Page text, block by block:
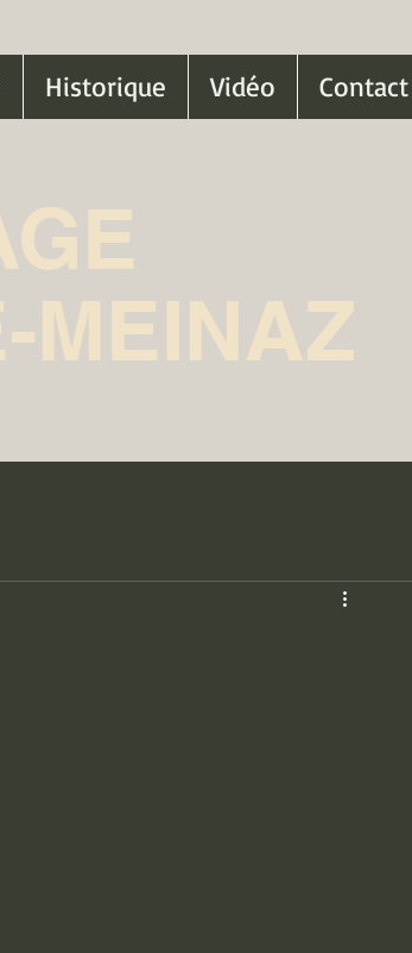
Historique Vidéo Contact
MEINAZ